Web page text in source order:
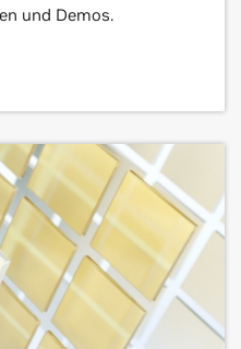
und Demos.